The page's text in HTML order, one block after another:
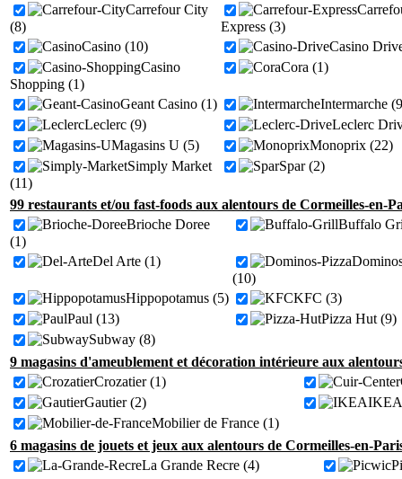
Carrefour City
(8)
Express (3)
Casino (10)
Casino
Casino
Shopping (1)
Cora (1)
Geant Casino (1)
Intermarche
Leclerc (9)
Leclerc
Magasins U (5)
Monoprix (22)
Simply Market
(11)
Spar (2)
99 restaurants et/ou fast-foods aux alentours de Cormeilles-en-
Brioche Doree
(1)
Buffalo
Del Arte (1)
(10)
Hippopotamus (5)
KFC (3)
Paul (13)
Pizza Hut (9)
Subway (8)
9 magasins d'ameublement et décoration intérieure aux
Crozatier (1)
Gautier (2)
Mobilier de France (1)
6 magasins de jouets et jeux aux alentours de Cormeilles-en-
La Grande Recre (4)